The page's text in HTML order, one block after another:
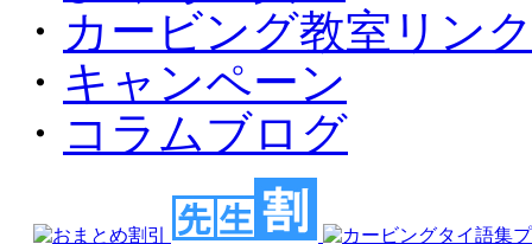
・ カービング教室リン
・ キャンペーン
・ コラムブログ